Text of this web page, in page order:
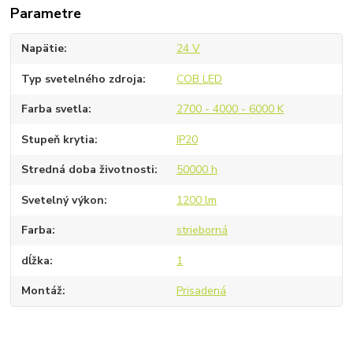
Parametre
Napätie 24 V
Typ svetelného zdroja COB LED
Farba svetla 2700 - 4000 - 6000 K
Stupeň krytia IP20
Stredná doba životnosti 50000 h
Svetelný výkon 1200 lm
Farba strieborná
dĺžka 1
Montáž Prisadená